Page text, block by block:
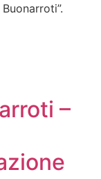
–